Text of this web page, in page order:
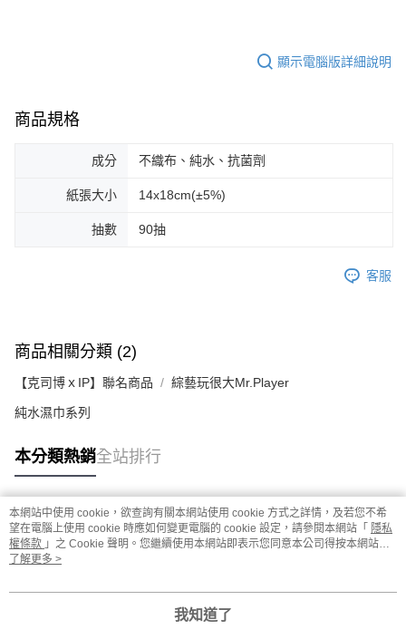
顯示電腦版詳細說明
商品規格
成分 不織布、純水、抗菌劑
紙張大小 14x18cm(±5%)
抽數 90抽
客服
商品相關分類 (2)
【克司博ｘIP】聯名商品 綜藝玩很大Mr.Player
純水濕巾系列
本分類熱銷全站排行
熱門標籤
本網站中使用 cookie，欲查詢有關本網站使用 cookie 方式之詳情，及若您不希
望在電腦上使用 cookie 時應如何變更電腦的 cookie 設定，請參閱本網站「 隱私
權條款 」之 Cookie 聲明。您繼續使用本網站即表示您同意本公司得按本網站使
用條款之 Cookie 聲明使用 cookie。
了解更多 >
我知道了